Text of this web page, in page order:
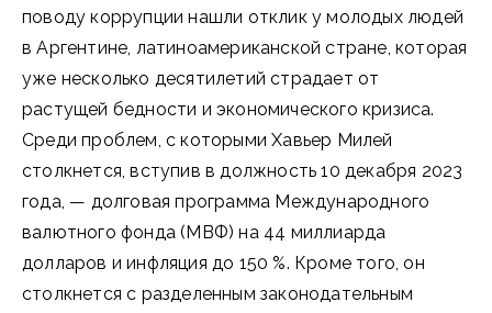
поводу коррупции нашли отклик у молодых людей
в Аргентине, латиноамериканской стране, которая
уже несколько десятилетий страдает от
растущей бедности и экономического кризиса.
Среди проблем, с которыми Хавьер Милей
столкнется, вступив в должность 10 декабря 2023
года, — долговая программа Международного
валютного фонда (МВФ) на 44 миллиарда
долларов и инфляция до 150 %. Кроме того, он
столкнется с разделенным законодательным